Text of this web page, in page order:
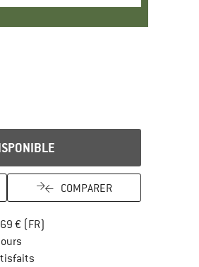
COMPARER
€ (FR)
Trouve les informations de